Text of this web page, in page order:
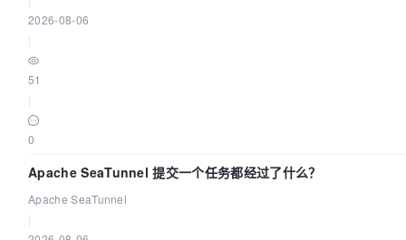
2026-08-06
51
0
Apache SeaTunnel 提交一个任务都经过了什么？
Apache SeaTunnel